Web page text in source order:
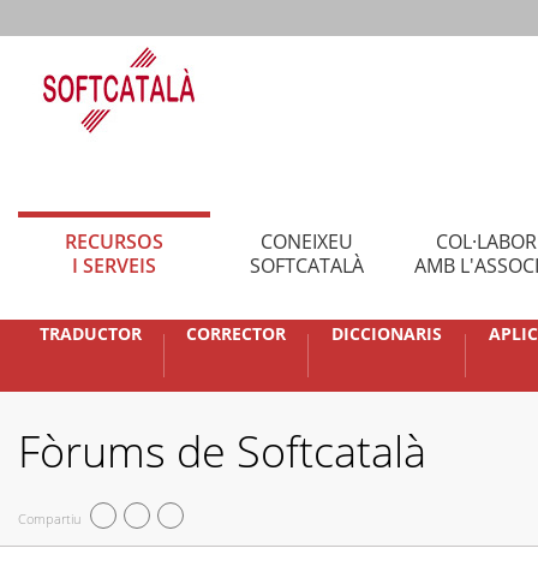
RECURSOS
I SERVEIS
CONEIXEU
SOFTCATALÀ
AMB
TRADUCTOR CORRECTOR DICCIONARIS
Fòrums de Softcatalà
Compartiu